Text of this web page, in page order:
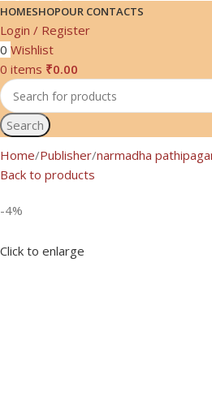
HOMESHOPOUR CONTACTS
Login / Register
0 Wishlist
0 items ₹0.00
Search
Home Publisher narmadha
Back to products
-4%
Click to enlarge